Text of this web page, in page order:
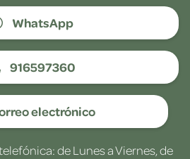
WhatsApp
916597360
electrónico
de Lunes a Viernes, de